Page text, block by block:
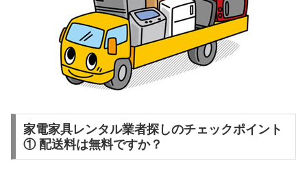
家電家具レンタル業者探しのチェックポイント
① 配送料は無料ですか？